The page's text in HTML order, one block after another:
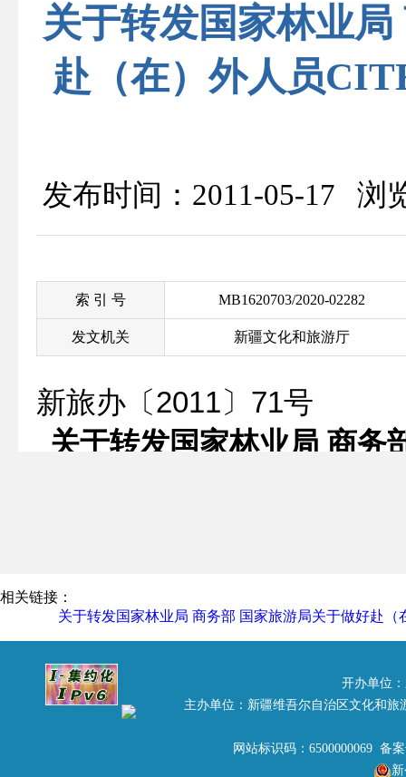
关于转发国家林业
赴（在）外人员
发布时间：2011-05-17 浏
索 引 号 MB1620703/2020-02282
发文机关 新疆文化和旅游厅
新旅办 〔2011〕 71号
关于转发国家林业局 商务
国家林业局、商务部和国
（在）外人员CITES公
2011]
），要求各地
动植物保护协会、在外中
工程企业、外贸企业和国
相关链接：
关于转发国家林业局 商务部 国家旅游局关于做好赴
开办单位
主办单位：新疆维吾尔自治区文化和
网站标识码：6500000069 备